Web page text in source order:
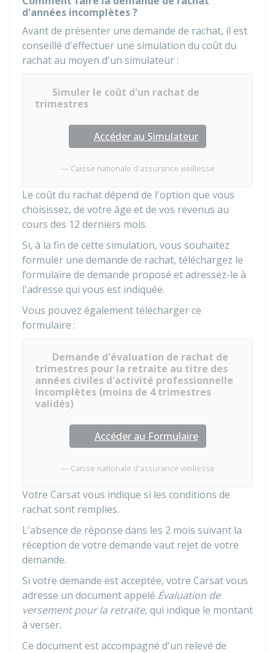
d'années incomplètes ?
Avant de présenter une demande de rachat, il est
conseillé d'effectuer une simulation du coût du
rachat au moyen d'un simulateur :
Simuler le coût d'un rachat de
trimestres
Accéder au Simulateur
Caisse nationale d'assurance vieillesse
Le coût du rachat dépend de l'option que vous
choisissez, de votre âge et de vos revenus au
cours des 12 derniers mois.
Si, à la fin de cette simulation, vous souhaitez
formuler une demande de rachat, téléchargez le
formulaire de demande proposé et adressez-le à
l'adresse qui vous est indiquée.
Vous pouvez également télécharger ce
formulaire :
Demande d'évaluation de rachat de
trimestres pour la retraite au titre des
années civiles d'activité professionnelle
incomplètes (moins de 4 trimestres
validés)
Accéder au Formulaire
Caisse nationale d'assurance vieillesse
Votre Carsatvous indique si les conditions de
rachat sont remplies.
L'absence de réponse dans les 2 mois suivant la
réception de votre demande vaut rejet de votre
demande.
Si votre demande est acceptée, votre Carsat vous
adresse un document appelé Évaluation de
versement pour la retraite, qui indique le montant
à verser.
Ce document est accompagné d'un relevé de